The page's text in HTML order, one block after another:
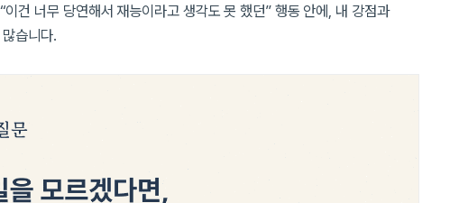
이건 너무 당연해서 재능이라고 생각도 못 했던” 행동 안에, 내 강점과
습니다.